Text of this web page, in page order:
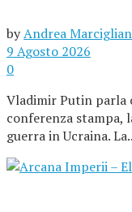
byAndrea
9 Agosto 2026
0
Vladimir Putin parla
conferenza stampa,
guerra in Ucraina.